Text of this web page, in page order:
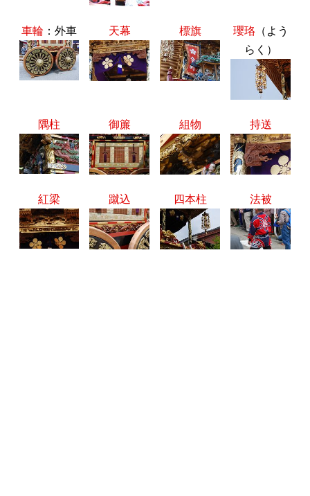
車輪 ：外車 天幕 標旗 瓔珞（よう
らく）
隅柱 御簾 組物 持送
紅梁 蹴込 四本柱 法被